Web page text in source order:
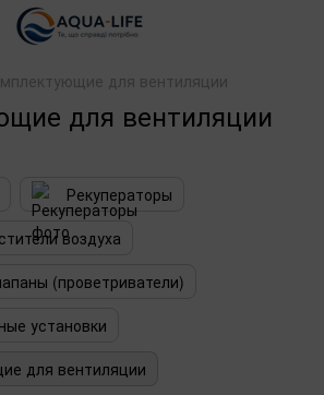
для вентиляции
для вентиляции
Рекуператоры
воздуха
(проветриватели)
установки
для вентиляции